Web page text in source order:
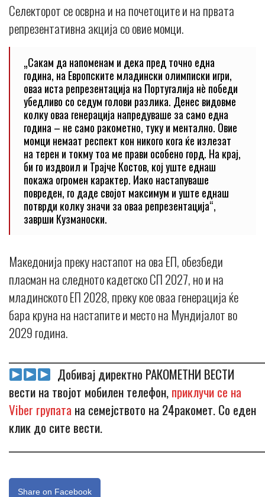
Селекторот се осврна и на почетоците и на првата
репрезентативна акција со овие момци.
„Сакам да напоменам и дека пред точно една
година, на Европските младински олимписки игри,
оваа иста репрезентација на Португалија нè победи
убедливо со седум голови разлика. Денес видовме
колку оваа генерација напредуваше за само една
година – не само ракометно, туку и ментално. Овие
момци немаат респект кон никого кога ќе излезат
на терен и токму тоа ме прави особено горд. На крај,
би го издвоил и Трајче Костов, кој уште еднаш
покажа огромен карактер. Иако настапуваше
повреден, го даде својот максимум и уште еднаш
потврди колку значи за оваа репрезентација“,
заврши Кузманоски.
Македонија преку настапот на ова ЕП, обезбеди
пласман на следното кадетско СП 2027, но и на
младинското ЕП 2028, преку кое оваа генерација ќе
бара круна на настапите и место на Мундијалот во
2029 година.
Добивај директно РАКОМЕТНИ ВЕСТИ
вести на твојот мобилен телефон,приклучи се на
Viber групата на семејството на 24ракомет. Со еден
клик до сите вести.
Share on Facebook